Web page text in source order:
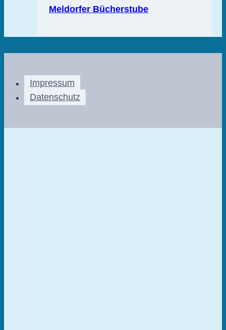
Meldorfer Bücherstube
Impressum
Datenschutz